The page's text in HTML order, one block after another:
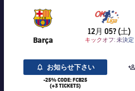
Barça
7,016
12月 05? (土)
キックオフ: 未決定
お知らせ下さい
-25% CODE: FCB25
(+3 TICKETS)